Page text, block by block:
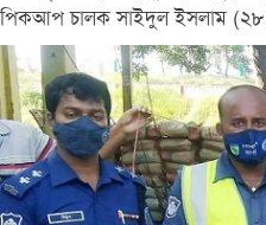
পিকআপ চালক সাইদুল ইসলাম